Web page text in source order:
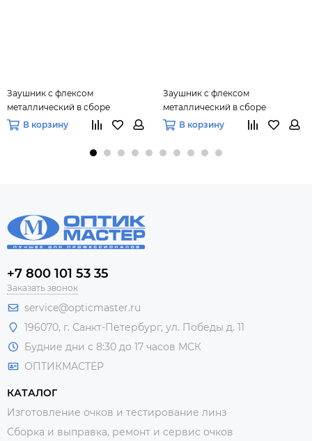
Заушник с флексом
металлический в сборе
3,0х1,2х135 мм (черный), 10 пар
В корзину
Заушник с флексом
металлический в сборе
3,0х1,4х135 мм (золото), 10 пар
В корзину
+7 800 101 53 35
Заказать звонок
service@opticmaster.ru
196070, г. Санкт-Петербург, ул. Победы д. 11
Будние дни с 8:30 до 17 часов МСК
ОПТИКМАСТЕР
КАТАЛОГ
Изготовление очков и тестирование линз
Сборка и выправка, ремонт и сервис очков